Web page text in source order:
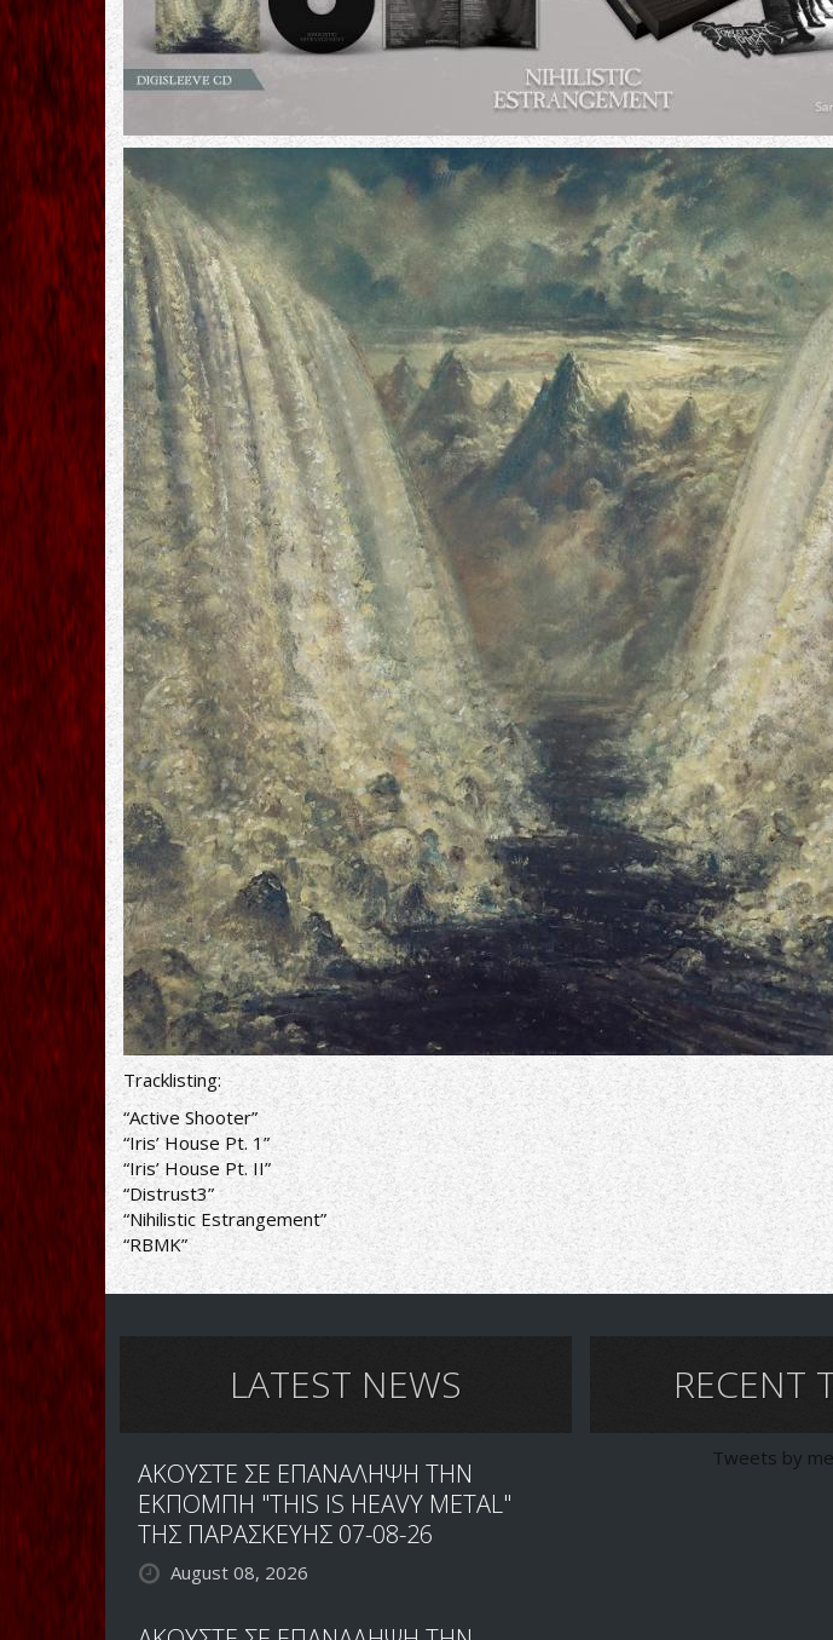
Tracklisting:
“Active Shooter”
“Iris’ House Pt. 1”
“Iris’ House Pt. II”
“Distrust3”
“Nihilistic Estrangement”
“RBMK”
LATEST NEWS
ΑΚΟΥΣΤΕ ΣΕ ΕΠΑΝΑΛΗΨΗ ΤΗΝ
ΕΚΠΟΜΠΗ "THIS IS HEAVY METAL"
ΤΗΣ ΠΑΡΑΣΚΕΥΗΣ 07-08-26
August 08, 2026
RECENT
Tweets by